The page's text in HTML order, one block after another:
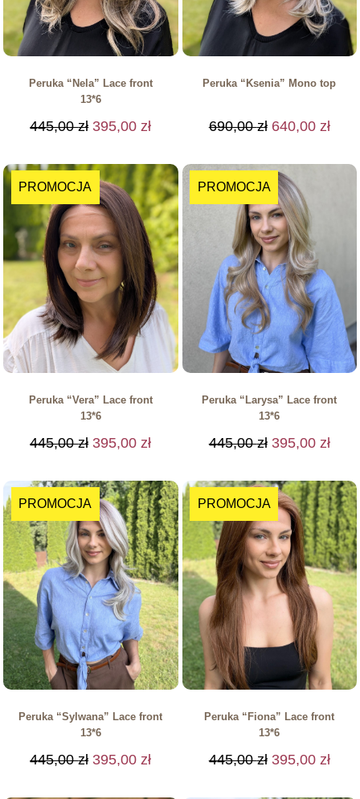
Peruka “Nela” Lace front
13*6
445,00zł 395,00zł
Peruka “Ksenia” Mono top
690,00zł 640,00 zł
PROMOCJA
Peruka “Vera” Lace front
13*6
445,00zł 395,00zł
PROMOCJA
Peruka “Larysa” Lace front
13*6
445,00zł 395,00 zł
PROMOCJA
Peruka “Sylwana” Lace front
13*6
445,00zł 395,00zł
PROMOCJA
Peruka “Fiona” Lace front
13*6
445,00zł 395,00 zł